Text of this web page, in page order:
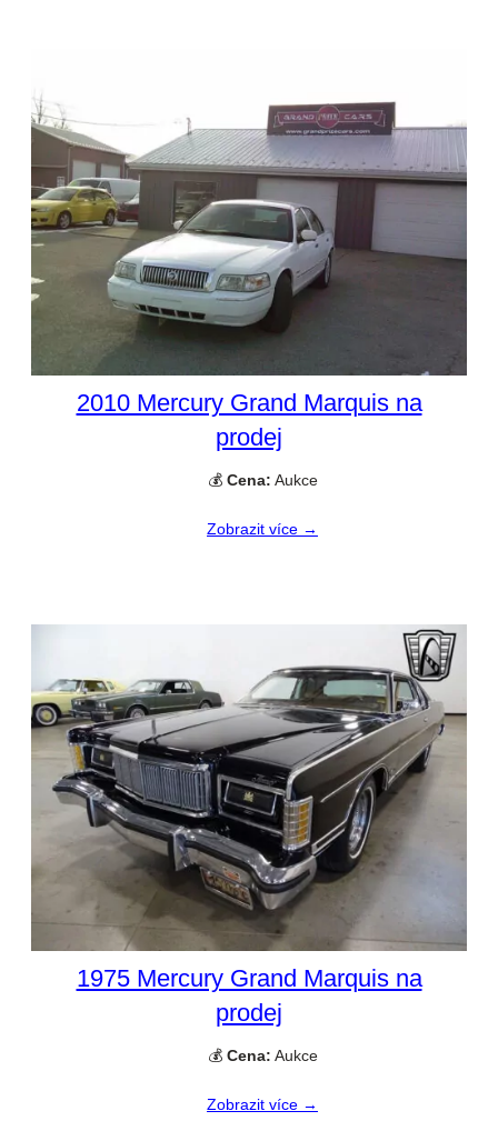
2010 Mercury Grand Marquis na
prodej
💰 Cena: Aukce
Zobrazit více →
1975 Mercury Grand Marquis na
prodej
💰 Cena: Aukce
Zobrazit více →